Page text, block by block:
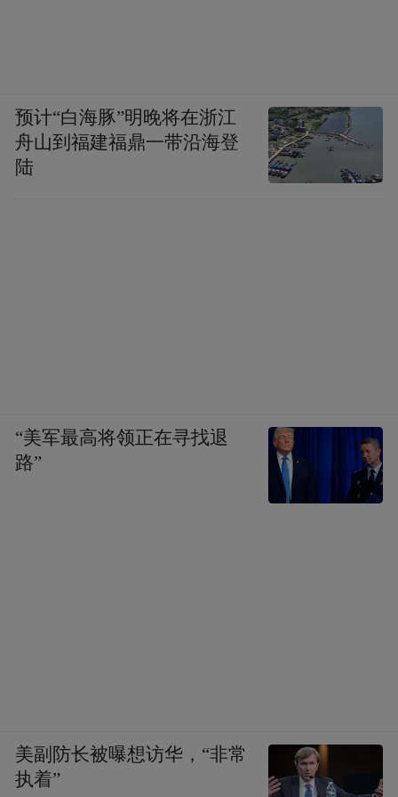
预计“白海豚”明晚将在浙江
舟山到福建福鼎一带沿海登
陆
“美军最高将领正在寻找退
路”
美副防长被曝想访华，“非常
执着”